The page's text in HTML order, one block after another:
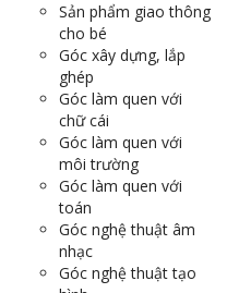
Sản phẩm giao thông
cho bé
Góc xây dựng, lắp
ghép
Góc làm quen với
chữ cái
Góc làm quen với
môi trường
Góc làm quen với
toán
Góc nghệ thuật âm
nhạc
Góc nghệ thuật tạo